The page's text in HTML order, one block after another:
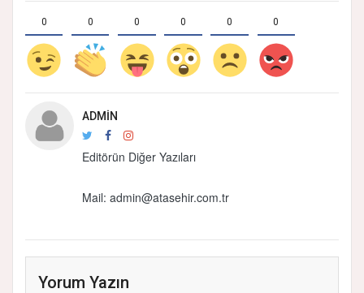
0 0 0 0 0 0
ADMIN
Editörün Diğer Yazıları
Mail: admin@atasehir.com.tr
Yorum Yazın